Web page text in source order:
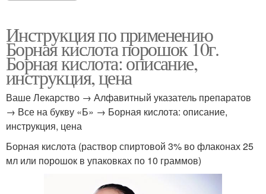
Инструкция по применению
Борная кислота порошок 10г.
Борная кислота: описание,
инструкция, цена
Ваше Лекарство → Алфавитный указатель препаратов
→ Все на букву «Б» → Борная кислота: описание,
инструкция, цена
Борная кислота (раствор спиртовой 3% во флаконах 25
мл или порошок в упаковках по 10 граммов)